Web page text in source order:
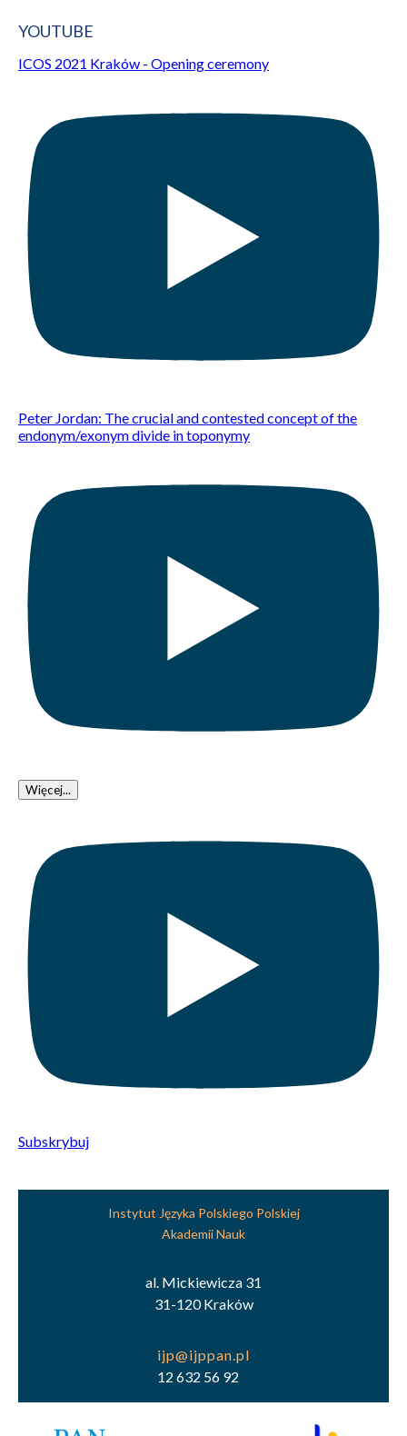
YOUTUBE
ICOS 2021 Kraków - Opening ceremony
Peter Jordan: The crucial and contested concept of the
endonym/exonym divide in toponymy
Więcej...
Subskrybuj
Instytut Języka Polskiego Polskiej
Akademii Nauk
al. Mickiewicza 31
31-120 Kraków
12 632 56 92